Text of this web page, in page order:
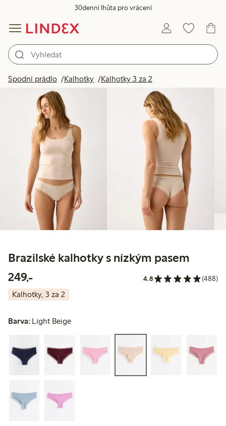
30denní lhůta pro vrácení
Spodní prádlo Kalhotky Kalhotky 3 za 2Produkty na obrázku
Brazilské kalhotky s nízkým pasem
249,-249,00 Kč 4.8 (488)
Kalhotky, 3 za 2
Barva: Light Beige